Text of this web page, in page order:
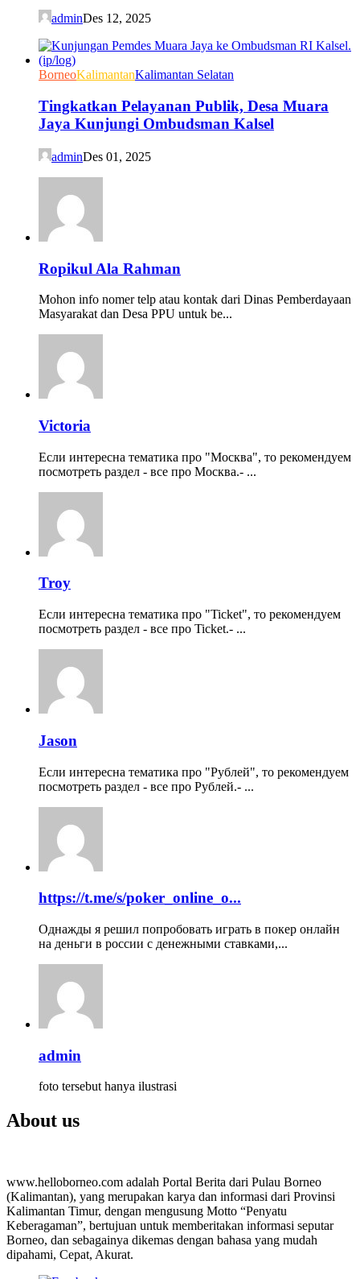
adminDes 12, 2025
BorneoKalimantanKalimantan Selatan
Tingkatkan Pelayanan Publik, Desa Muara
Jaya Kunjungi Ombudsman Kalsel
adminDes 01, 2025
Ropikul Ala Rahman
Mohon info nomer telp atau kontak dari Dinas Pemberdayaan
Masyarakat dan Desa PPU untuk be...
Victoria
Если интересна тематика про "Москва", то рекомендуем
посмотреть раздел - все про Москва.- ...
Troy
Если интересна тематика про "Ticket", то рекомендуем
посмотреть раздел - все про Ticket.- ...
Jason
Если интересна тематика про "Рублей", то рекомендуем
посмотреть раздел - все про Рублей.- ...
https://t.me/s/poker_online_o...
Однажды я решил попробовать играть в покер онлайн
на деньги в россии с денежными ставками,...
admin
foto tersebut hanya ilustrasi
About us
www.helloborneo.com adalah Portal Berita dari Pulau Borneo
(Kalimantan), yang merupakan karya dan informasi dari Provinsi
Kalimantan Timur, dengan mengusung Motto “Penyatu
Keberagaman”, bertujuan untuk memberitakan informasi seputar
Borneo, dan sebagainya dikemas dengan bahasa yang mudah
dipahami, Cepat, Akurat.